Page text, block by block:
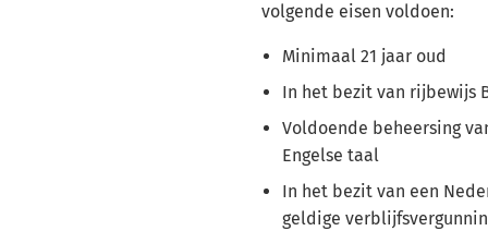
volgende eisen voldoen:
Minimaal 21 jaar oud
In het bezit van rijbewijs
Voldoende beheersing
Engelse taal
In het bezit van een
geldige